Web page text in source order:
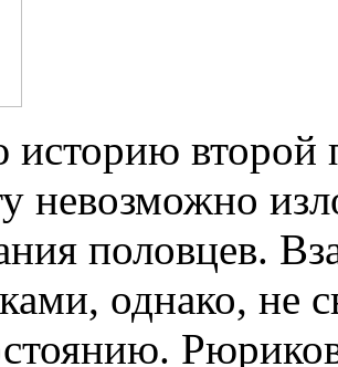
историю
невозможно
по­лов­цев.
однако, не